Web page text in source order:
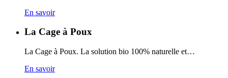
En savoir
La Cage à Poux
La Cage à Poux. La solution bio 100% naturelle et…
En savoir